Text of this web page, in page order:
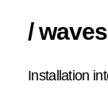
/ waves
Installation